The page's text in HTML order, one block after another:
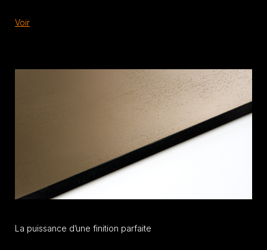
Voir
La puissance d’une finition parfaite